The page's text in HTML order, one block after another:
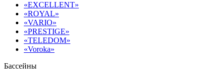
«EXCELLENT»
«ROYAL»
«VARIO»
«PRESTIGE»
«TELEDOM»
«Voroka»
Бассейны